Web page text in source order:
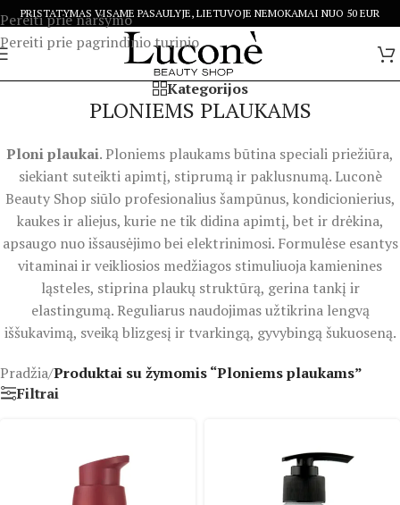
Pereiti prie naršymo
Pereiti prie pagrindinio turinio
PRISTATYMAS VISAME PASAULYJE, LIETUVOJE NEMOKAMAI NUO 50 EUR
Kategorijos
PLONIEMS PLAUKAMS
Ploni plaukai. Ploniems plaukams būtina speciali priežiūra,
siekiant suteikti apimtį, stiprumą ir paklusnumą. Luconè
Beauty Shop siūlo profesionalius šampūnus, kondicionierius,
kaukes ir aliejus, kurie ne tik didina apimtį, bet ir drėkina,
apsaugo nuo išsausėjimo bei elektrinimosi. Formulėse esantys
vitaminai ir veikliosios medžiagos stimuliuoja kamienines
ląsteles, stiprina plaukų struktūrą, gerina tankį ir
elastingumą. Reguliarus naudojimas užtikrina lengvą
iššukavimą, sveiką blizgesį ir tvarkingą, gyvybingą šukuoseną.
Pradžia/Produktai su žymomis “Ploniems plaukams”
Filtrai